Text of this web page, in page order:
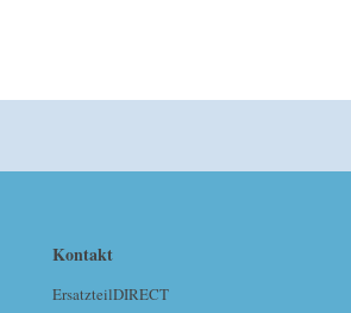
Kontakt
ErsatzteilDIRECT